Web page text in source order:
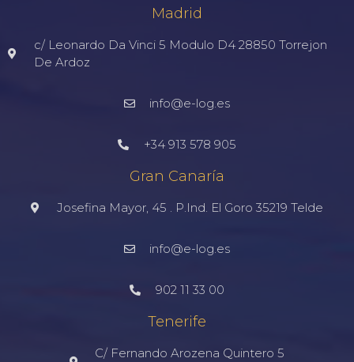
Madrid
c/ Leonardo Da Vinci 5 Modulo D4 28850 Torrejon
De Ardoz
info@e-log.es
+34 913 578 905
Gran Canaría
Josefina Mayor, 45 . P.Ind. El Goro 35219 Telde
info@e-log.es
902 11 33 00
Tenerife
C/ Fernando Arozena Quintero 5